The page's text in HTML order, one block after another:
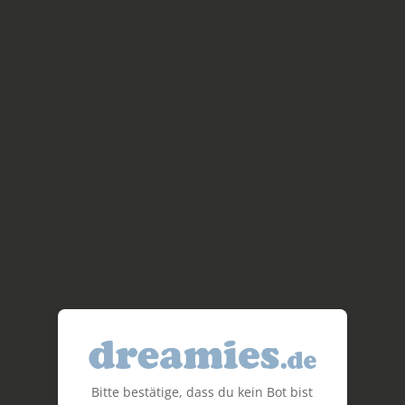
Bitte bestätige, dass du kein Bot bist